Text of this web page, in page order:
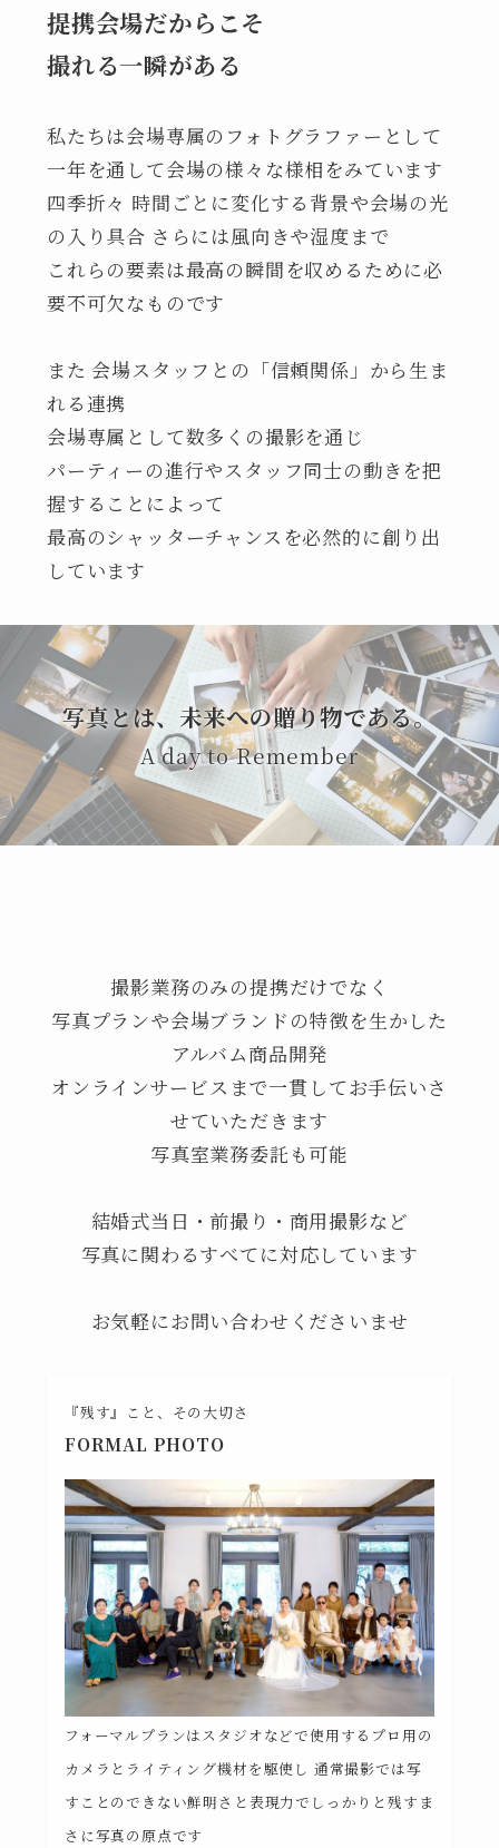
提携会場だからこそ
撮れる一瞬がある
私たちは会場専属のフォトグラファーとして
一年を通して会場の様々な様相をみています
四季折々 時間ごとに変化する背景や会場の光
の入り具合 さらには風向きや湿度まで
これらの要素は最高の瞬間を収めるために必
要不可欠なものです
また 会場スタッフとの「信頼関係」から生ま
れる連携
会場専属として数多くの撮影を通じ
パーティーの進行やスタッフ同士の動きを把
握することによって
最高のシャッターチャンスを必然的に創り出
しています
写真とは、未来への贈り物である。
A day to Remember
撮影業務のみの提携だけでなく
写真プランや会場ブランドの特徴を生かした
アルバム商品開発
オンラインサービスまで一貫してお手伝いさ
せていただきます
写真室業務委託も可能
結婚式当日・前撮り・商用撮影など
写真に関わるすべてに対応しています
お気軽にお問い合わせくださいませ
『残す』こと、その大切さ
FORMAL PHOTO
フォーマルプランはスタジオなどで使用するプロ用の
カメラとライティング機材を駆使し 通常撮影では写
すことのできない鮮明さと表現力でしっかりと残すま
さに写真の原点です